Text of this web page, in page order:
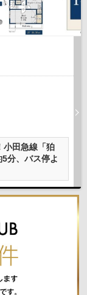
田急線「狛
分、バス停よ